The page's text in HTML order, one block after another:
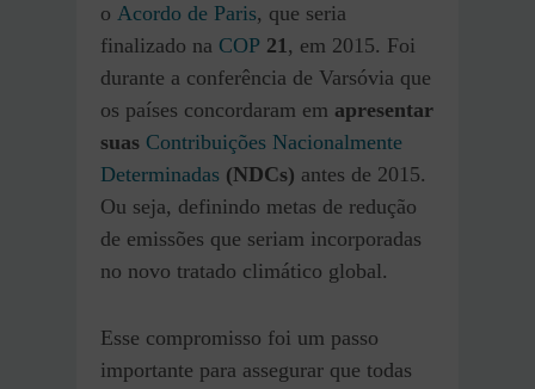
o Acordo de Paris, que seria
finalizado na COP 21, em 2015. Foi
durante a conferência de Varsóvia que
os países concordaram em apresentar
suas Contribuições Nacionalmente
Determinadas (NDCs) antes de 2015.
Ou seja, definindo metas de redução
de emissões que seriam incorporadas
no novo tratado climático global.
Esse compromisso foi um passo
importante para assegurar que todas